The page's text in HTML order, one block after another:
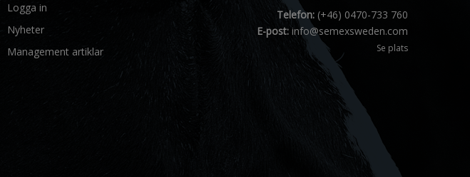
Logga in
Nyheter
Management artiklar
Telefon:(+46) 0470-733 760
E-post: info@semexsweden.com
Se plats